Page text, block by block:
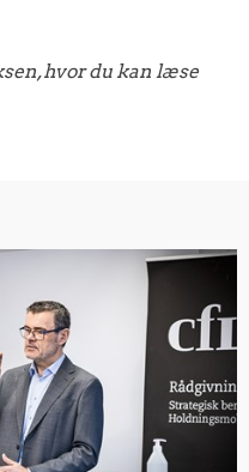
hvor du kan læse